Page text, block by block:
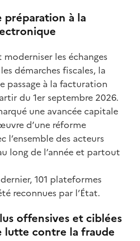
préparation à la
les échanges
démarches fiscales, la
passage à la facturation
du 1er septembre 2026.
une avancée capitale
d’une réforme
l’ensemble des acteurs
long de l’année et partout
101 plateformes
reconnues par l’État.
offensives et ciblées
lutte contre la fraude